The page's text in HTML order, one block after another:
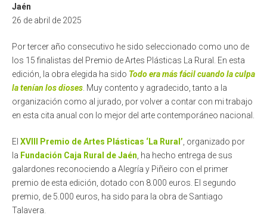
Jaén
26 de abril de 2025
Por tercer año consecutivo he sido seleccionado como uno de
los 15 finalistas del Premio de Artes Plásticas La Rural. En esta
edición, la obra elegida ha sido Todo era más fácil cuando la culpa
la tenían los dioses . Muy contento y agradecido, tanto a la
organización como al jurado, por volver a contar con mi trabajo
en esta cita anual con lo mejor del arte contemporáneo nacional.
El XVIII Premio de Artes Plásticas ‘La Rural’ , organizado por
la Fundación Caja Rural de Jaén , ha hecho entrega de sus
galardones reconociendo a Alegría y Piñeiro con el primer
premio de esta edición, dotado con 8.000 euros. El segundo
premio, de 5.000 euros, ha sido para la obra de Santiago
Talavera.